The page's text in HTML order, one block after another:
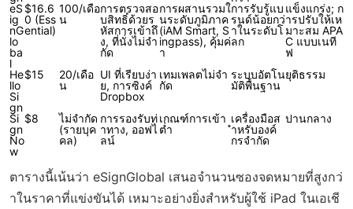
eS
ig
nG
lo
ba
l
$16.6
0 (Ess
ential)
100/เดือ
น
การตรวจสอ
บสิทธิ์ด้วยร
หัสการเข้าถึ
ง, ที่นั่งไม่จำ
กัด
การผสานรวมใ
นระดับภูมิภาค
(iAM Smart, S
ingpass), คุ้มค่
า
การรับรู้แบ
รนด์น้อยกว่
าในระดับโ
ลก
แข็งแกร่ง; ก
ารปรับให้เห
มาะสม APA
C แบบเนที
ฟ
He
llo
Si
gn
$15
20/เดือ
น
UI ที่เรียบง่า
ย, การซิงค์
Dropbox
เทมเพลตไม่จำ
กัด
ระบบอัตโน
มัติพื้นฐาน
ยุติธรรม
Si
gn
No
w
$8
ไม่จำกัด
(รายบุค
คล)
การรองรับท่
าทาง, ออฟไ
ลน์
เกณฑ์การเข้า
ต่ำ
เครื่องมือส
ำหรับองค์
กรจำกัด
ปานกลาง
ตารางนี้เน้นว่า eSignGlobal เสนอจำนวนซองจดหมายที่สูงกว่
าในราคาที่แข่งขันได้ เหมาะอย่างยิ่งสำหรับผู้ใช้ iPad ในเอเชี